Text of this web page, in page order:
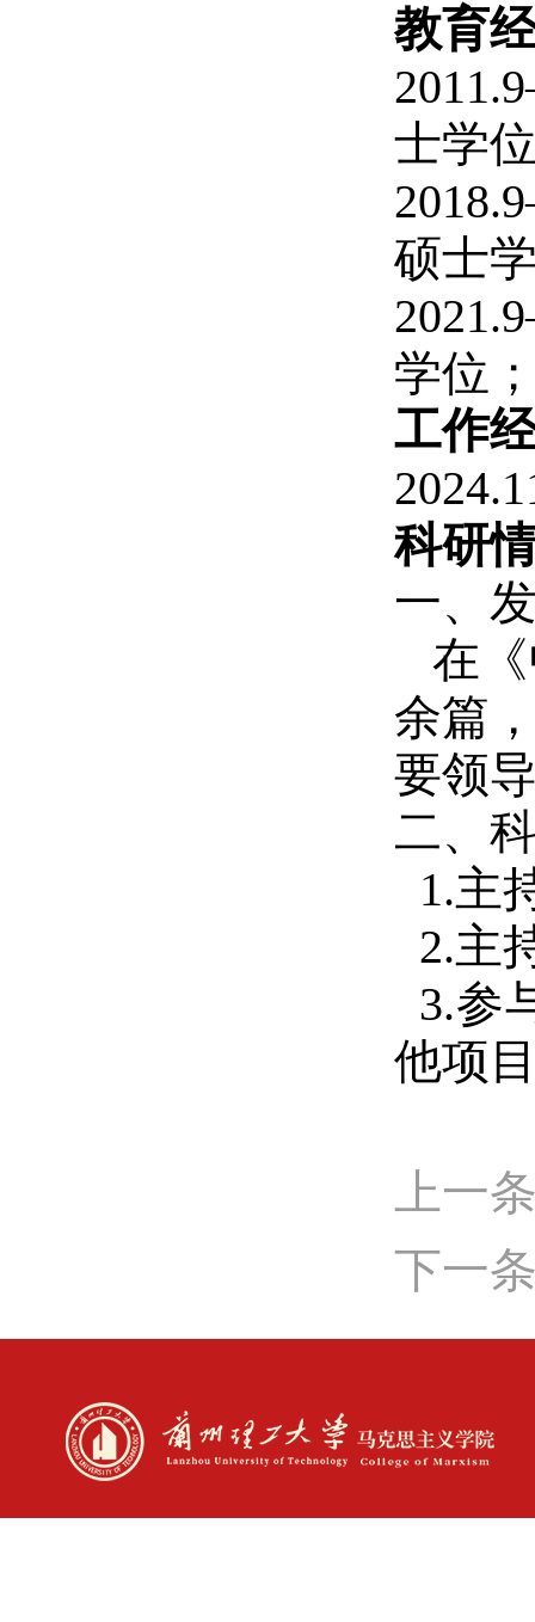
教育
士学
硕士
学位
工作
科研
一、
在
余篇
要领
二、
1.主
2.主
3.参
他项
上一
下一